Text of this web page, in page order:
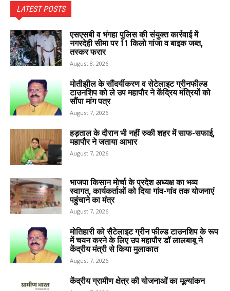
LATEST POSTS
एसएसबी व भंगहा पुलिस की संयुक्त कार्रवाई में
नगरदेही सीमा पर 11 किलो गांजा व बाइक जब्त,
तस्कर फरार
August 8, 2026
मोतीझील के सौंदर्यीकरण व सेटेलाइट ग्रीनफील्ड
टाउनशिप को ले उप महापौर ने केंद्रिय मंत्रियों को
सौंपा मांग पत्र
August 7, 2026
हड़ताल के दौरान भी नहीं रुकी शहर में साफ-सफाई,
महापौर ने जताया आभार
August 7, 2026
भाजपा किसान मोर्चा के प्रदेश अध्यक्ष का भव्य
स्वागत, कार्यकर्ताओं को दिया गांव-गांव तक योजनाएं
पहुंचाने का मंत्र
August 7, 2026
मोतिहारी को सैटेलाइट ग्रीन फील्ड टाउनशिप के रूप
में चयन करने के लिए उप महापौर डॉ लालबाबू ने
केंद्रीय मंत्री से किया मुलाकात
August 7, 2026
केंद्रीय ग्रामीण क्षेत्र की योजनाओं का मूल्यांकन